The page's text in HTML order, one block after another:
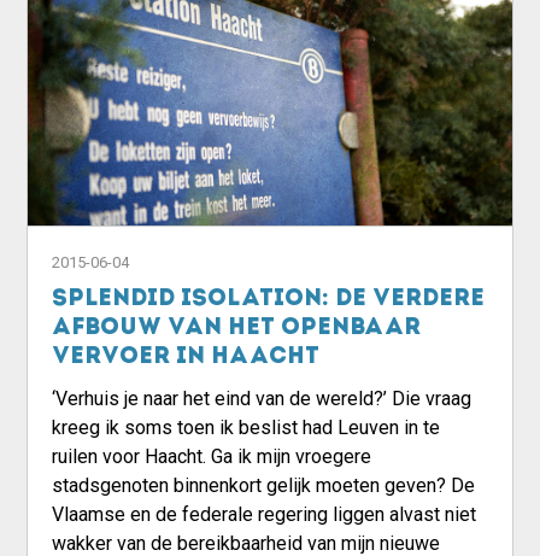
2015-06-04
Splendid isolation: de verdere
afbouw van het openbaar
vervoer in Haacht
‘Verhuis je naar het eind van de wereld?’ Die vraag
kreeg ik soms toen ik beslist had Leuven in te
ruilen voor Haacht. Ga ik mijn vroegere
stadsgenoten binnenkort gelijk moeten geven? De
Vlaamse en de federale regering liggen alvast niet
wakker van de bereikbaarheid van mijn nieuwe